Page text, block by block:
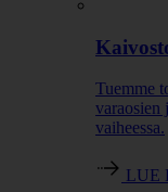
Tuemme
varaosien
vaiheessa.
LUE